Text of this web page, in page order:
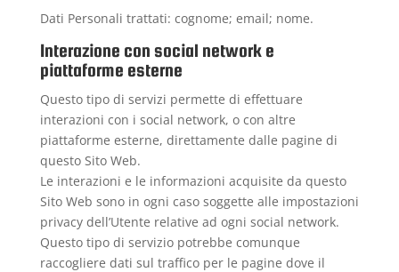
Dati Personali trattati: cognome; email; nome.
Interazione con social network e
piattaforme esterne
Questo tipo di servizi permette di effettuare
interazioni con i social network, o con altre
piattaforme esterne, direttamente dalle pagine di
questo Sito Web.
Le interazioni e le informazioni acquisite da questo
Sito Web sono in ogni caso soggette alle impostazioni
privacy dell’Utente relative ad ogni social network.
Questo tipo di servizio potrebbe comunque
raccogliere dati sul traffico per le pagine dove il